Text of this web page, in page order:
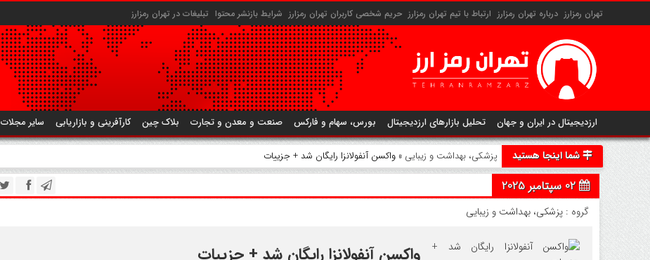
تهران رمزارز درباره تهران رمزارز ارتباط با تیم تهران رمزارز حریم شخصی کاربران تهران رمزارز شرایط بازنشر محتوا تبلیغات در تهران رمزارز
ارزدیجیتال در ایران و جهان
تحلیل بازارهای ارزدیجیتال بورس، سهام و فارکس صنعت و معدن و تجارت بلاک چین کارآفرینی و بازاریابی سایر مجلات
شما اینجا هستید پزشکی، بهداشت و زیبایی » واکسن آنفولانزا رایگان شد + جزییات
02 سپتامبر 2025
گروه :پزشکی، بهداشت و زیبایی
واکسن آنفولانزا رایگان شد + جزییات